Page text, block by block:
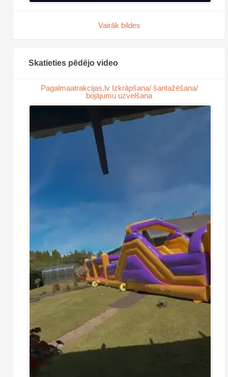
Vairāk bildes
Skatieties pēdējo video
Pagalmaatrakcijas.lv Izkrāpšana/ šantažēšana/
bojājumu uzvelšana